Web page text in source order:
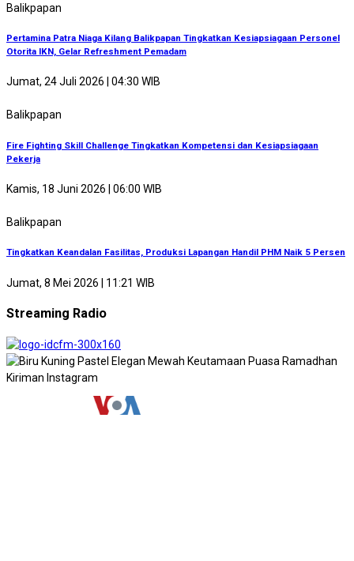
Balikpapan
Pertamina Patra Niaga Kilang Balikpapan Tingkatkan Kesiapsiagaan Personel
Otorita IKN, Gelar Refreshment Pemadam
Jumat, 24 Juli 2026 | 04:30 WIB
Balikpapan
Fire Fighting Skill Challenge Tingkatkan Kompetensi dan Kesiapsiagaan
Pekerja
Kamis, 18 Juni 2026 | 06:00 WIB
Balikpapan
Tingkatkan Keandalan Fasilitas, Produksi Lapangan Handil PHM Naik 5 Persen
Jumat, 8 Mei 2026 | 11:21 WIB
Streaming Radio